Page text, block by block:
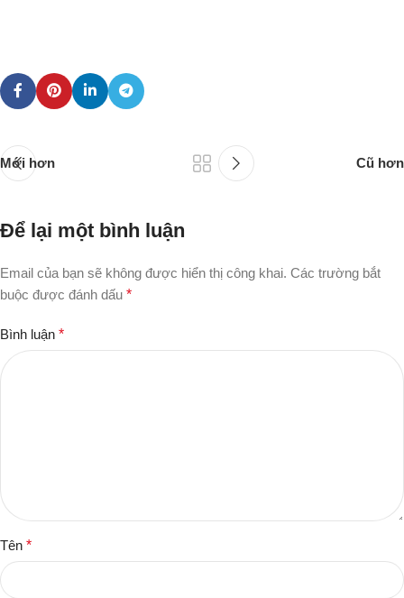
Mới hơn Cũ hơn
Để lại một bình luận
Email của bạn sẽ không được hiển thị công khai. Các trường bắt
buộc được đánh dấu *
Bình luận *
Tên *